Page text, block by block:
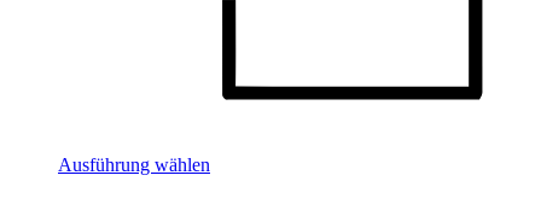
Ausführung wählen